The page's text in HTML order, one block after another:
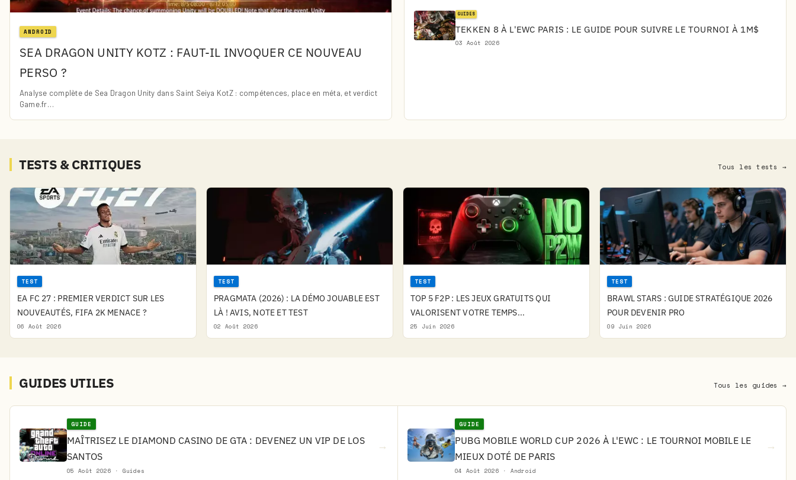
ANDROID
SEA DRAGON UNITY KOTZ : FAUT-IL INVOQUER CE NOUVEAU
PERSO ?
Analyse complète de Sea Dragon Unity dans Saint Seiya KotZ : compétences, place en méta, et verdict
Game.fr…
GUIDES
TEKKEN 8 À L'EWC PARIS : LE GUIDE POUR SUIVRE LE TOURNOI À 1M$
03 Août 2026
TESTS & CRITIQUES Tous les tests →
TEST
EA FC 27 : PREMIER VERDICT SUR LES
NOUVEAUTÉS, FIFA 2K MENACE ?
06 Août 2026
TEST
PRAGMATA (2026) : LA DÉMO JOUABLE EST
LÀ ! AVIS, NOTE ET TEST
02 Août 2026
TEST
TOP 5 F2P : LES JEUX GRATUITS QUI
VALORISENT VOTRE TEMPS...
25 Juin 2026
TEST
BRAWL STARS : GUIDE STRATÉGIQUE 2026
POUR DEVENIR PRO
09 Juin 2026
GUIDES UTILES Tous les guides →
GUIDE
MAÎTRISEZ LE DIAMOND CASINO DE GTA : DEVENEZ UN VIP DE LOS
SANTOS
05 Août 2026 · Guides
→
GUIDE
PUBG MOBILE WORLD CUP 2026 À L'EWC : LE TOURNOI MOBILE LE
MIEUX DOTÉ DE PARIS
04 Août 2026 · Android
→